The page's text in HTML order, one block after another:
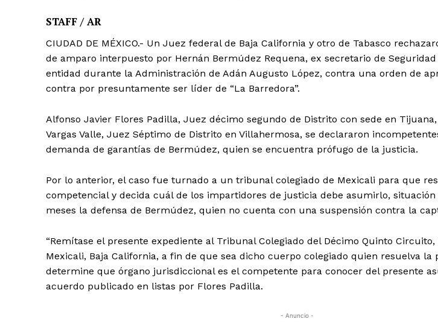
STAFF / AR
CIUDAD DE MÉXICO.- Un Juez federal de Baja California y otro de Tabasco
de amparo interpuesto por Hernán Bermúdez Requena, ex secretario de
entidad durante la Administración de Adán Augusto López, contra una orden de
contra por presuntamente ser líder de “La Barredora”.
Alfonso Javier Flores Padilla, Juez décimo segundo de Distrito con sede en
Vargas Valle, Juez Séptimo de Distrito en Villahermosa, se declararon
demanda de garantías de Bermúdez, quien se encuentra prófugo de la justicia.
Por lo anterior, el caso fue turnado a un tribunal colegiado de Mexicali para que
competencial y decida cuál de los impartidores de justicia debe asumirlo,
meses la defensa de Bermúdez, quien no cuenta con una suspensión contra la
“Remítase el presente expediente al Tribunal Colegiado del Décimo Quinto
Mexicali, Baja California, a fin de que sea dicho cuerpo colegiado quien resuelva la
determine que órgano jurisdiccional es el competente para conocer del presente
acuerdo publicado en listas por Flores Padilla.
- Anuncio -